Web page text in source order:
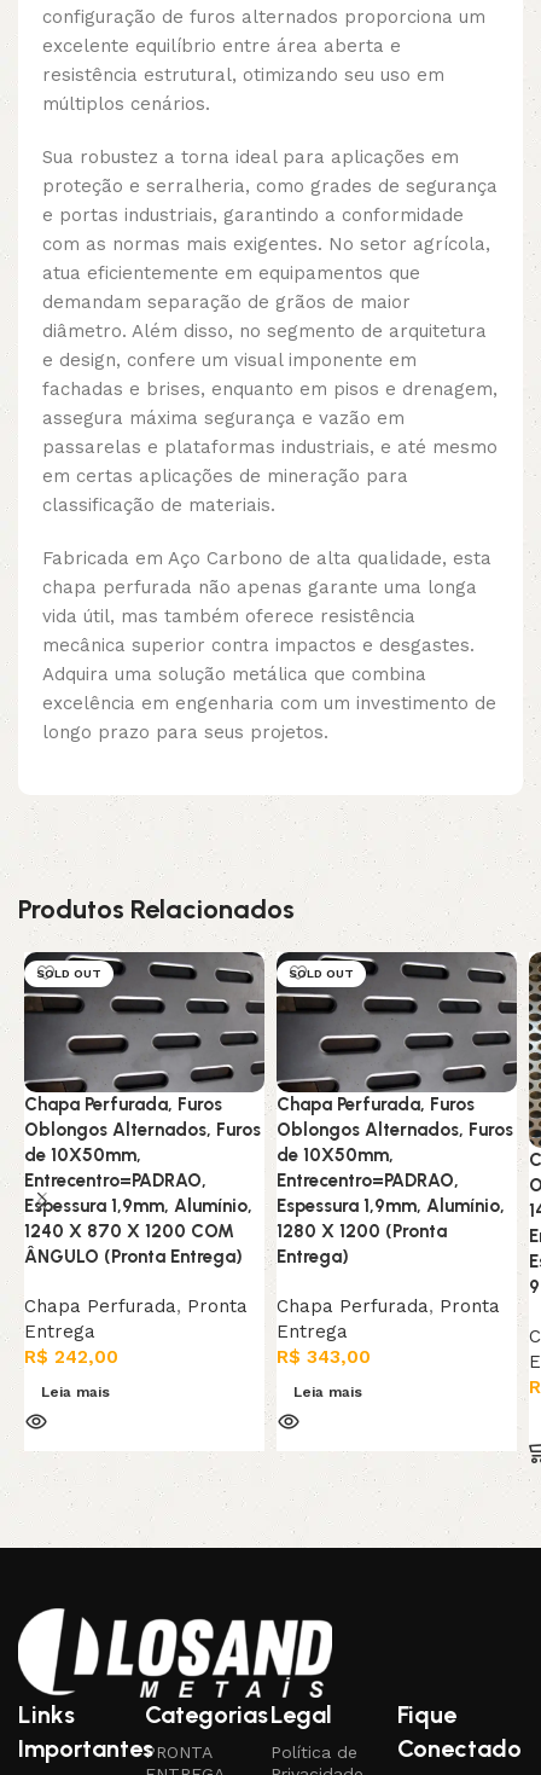
configuração de furos alternados proporciona um
excelente equilíbrio entre área aberta e
resistência estrutural, otimizando seu uso em
múltiplos cenários.
Sua robustez a torna ideal para aplicações em
proteção e serralheria, como grades de segurança
e portas industriais, garantindo a conformidade
com as normas mais exigentes. No setor agrícola,
atua eficientemente em equipamentos que
demandam separação de grãos de maior
diâmetro. Além disso, no segmento de arquitetura
e design, confere um visual imponente em
fachadas e brises, enquanto em pisos e drenagem,
assegura máxima segurança e vazão em
passarelas e plataformas industriais, e até mesmo
em certas aplicações de mineração para
classificação de materiais.
Fabricada em Aço Carbono de alta qualidade, esta
chapa perfurada não apenas garante uma longa
vida útil, mas também oferece resistência
mecânica superior contra impactos e desgastes.
Adquira uma solução metálica que combina
excelência em engenharia com um investimento de
longo prazo para seus projetos.
Produtos Relacionados
SOLD OUT
Chapa Perfurada, Furos
Oblongos Alternados, Furos
de 10X50mm,
Entrecentro=PADRAO,
Espessura 1,9mm, Alumínio,
1240 X 870 X 1200 COM
ÂNGULO (Pronta Entrega)
Chapa Perfurada, Pronta
Entrega
R$ 242,00
Leia mais
SOLD OUT
Chapa Perfurada, Furos
Oblongos Alternados, Furos
de 10X50mm,
Entrecentro=PADRAO,
Espessura 1,9mm, Alumínio,
1280 X 1200 (Pronta
Entrega)
Chapa Perfurada, Pronta
Entrega
R$ 343,00
Leia mais
Links
Importantes
Categorias
PRONTA
Legal
Política de
Fique
Conectado